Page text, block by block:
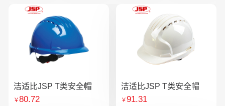
洁适比JSP T类安全帽
￥80.72
洁适比JSP T类安全帽
￥91.31